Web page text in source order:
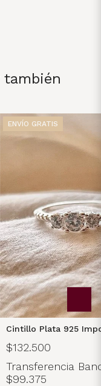
también
ENVÍO GRATIS
Cintillo Plata 925
$132.500
Transferencia
$99.375